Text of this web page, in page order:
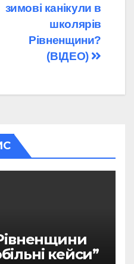
зимові канікули в
школярів
Рівненщини?
(ВІДЕО)
кейси”